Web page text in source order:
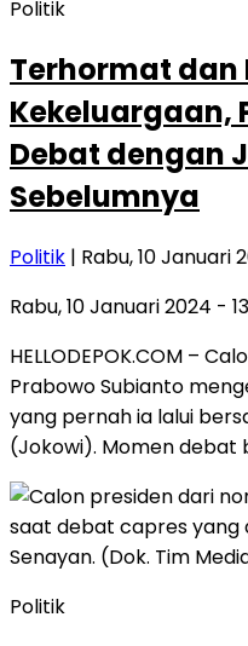
Politik
Terhormat dan
Kekeluargaan,
Debat dengan
Sebelumnya
Politik | Rabu, 10 Januari
Rabu, 10 Januari 2024 -
HELLODEPOK.COM –
Prabowo Subianto
yang pernah ia lalui
(Jokowi). Momen debat
Politik